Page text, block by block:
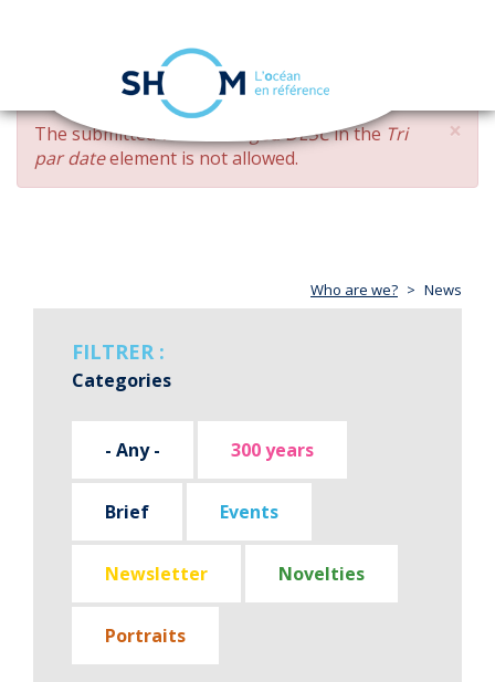
Skip
main
content
navigation
×
ERROR
MESSAGE
The submitted value changed DESCin the Tri
par dateelement is not allowed.
Who are we? News
FILTRER :
Categories
- Any - 300 years
Brief Events
Newsletter Novelties
Portraits